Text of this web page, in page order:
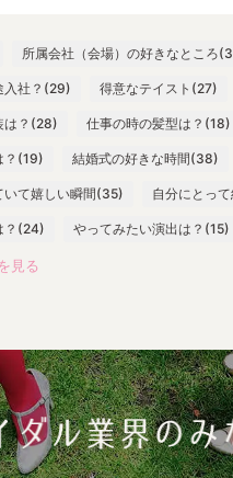
所属会社（会場）の好きなところ
入社？(29) 得意なテイスト(27)
は？(28) 仕事の時の髪型は？(18)
？(19) 結婚式の好きな時間(38)
いて嬉しい瞬間(35) 自分にとっ
？(24) やってみたい演出は？(15)
見る
いるスカーフの色(10) 打ち合わ
ウエディングサイト(11)
ウエディング本(13) おすすめロ
イテム(7) おすすめ披露宴入場曲